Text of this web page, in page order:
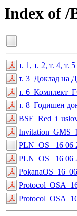
Index of /
т. 1, т. 2, т. 4,
т. 3_Доклад на
т.
т. 8_Годишен
PLN_OS _16 06
PLN_OS _16 06